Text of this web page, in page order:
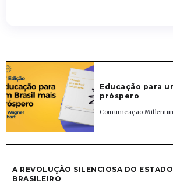
Educação para
próspero
Comunicação
A REVOLUÇÃO SILENCIOSA DO
BRASILEIRO